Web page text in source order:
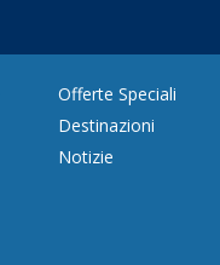
Offerte Speciali
Destinazioni
Notizie